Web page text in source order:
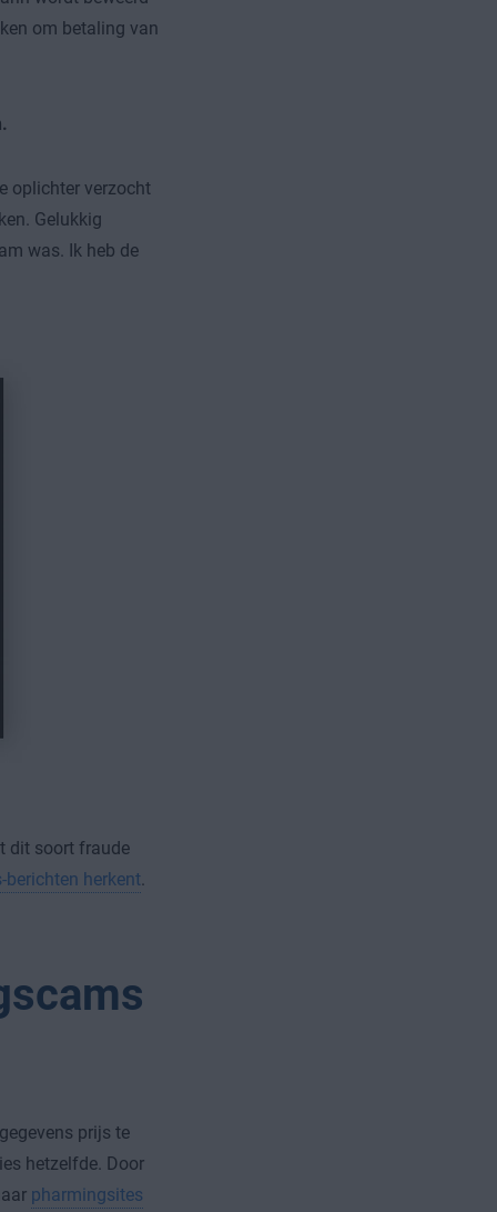
om betaling van
oplichter verzocht
Gelukkig
was. Ik heb de
dit soort fraude
berichten herkent.
prijs te
hetzelfde. Door
pharmingsites